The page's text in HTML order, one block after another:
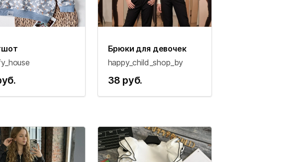
Брюки для девочек
happy_child_shop_by
38 руб.